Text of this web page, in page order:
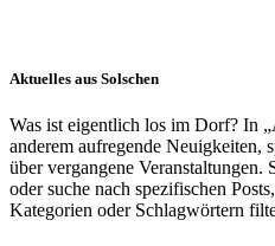
Aktuelles aus Solschen
Was ist eigentlich los im Dorf? In
anderem aufregende Neuigkeiten,
über vergangene Veranstaltungen.
oder suche nach spezifischen
Kategorien oder Schlagwörtern